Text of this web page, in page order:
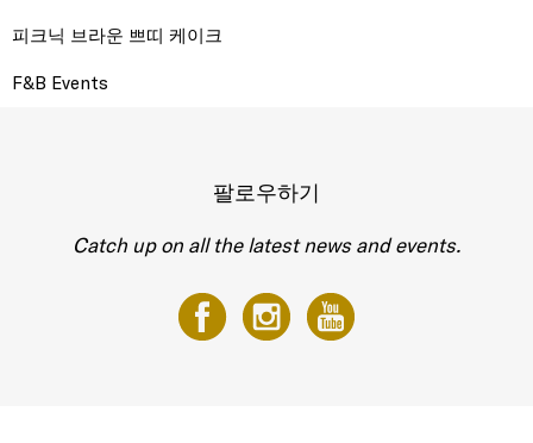
피크닉 브라운 쁘띠 케이크
F&B Events
팔로우하기
Catch up on all the latest news and events.